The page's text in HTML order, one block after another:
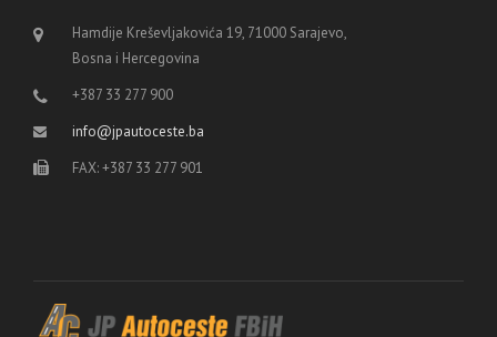
Hamdije Kreševljakovića 19, 71000 Sarajevo,
Bosna i Hercegovina
+387 33 277 900
info@jpautoceste.ba
FAX: +387 33 277 901